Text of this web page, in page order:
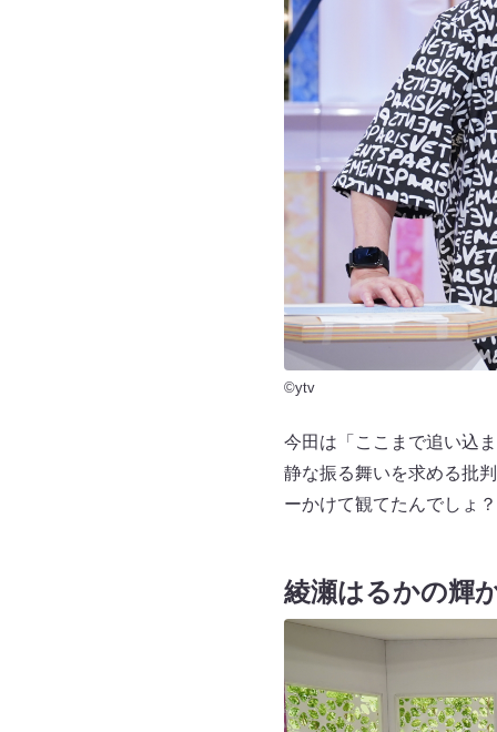
©ytv
今田は「ここまで追い込
静な振る舞いを求める批
ーかけて観てたんでしょ
綾瀬はるかの輝